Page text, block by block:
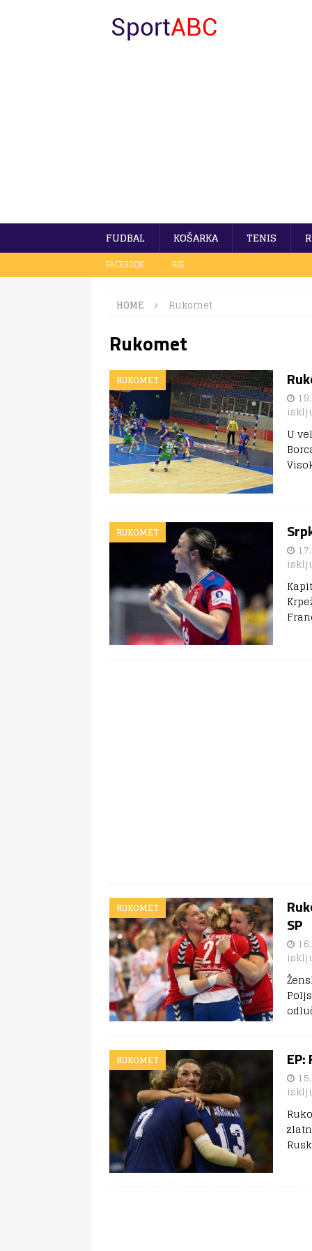
FUDBAL KOŠARKA TENIS
FACEBOOK RSS
HOME Rukomet
Rukomet
RUKOMET
U
RUKOMET
RUKOMET
SP
RUKOMET